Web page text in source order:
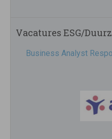
Vacatures ESG/
Business Analyst